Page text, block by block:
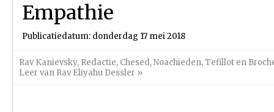
Empathie
Publicatiedatum: donderdag 17 mei 2018
Rav Kanievsky, Redactie, Chesed,Noachieden,Tefillot en
Leer van Rav Eliyahu Dessler »